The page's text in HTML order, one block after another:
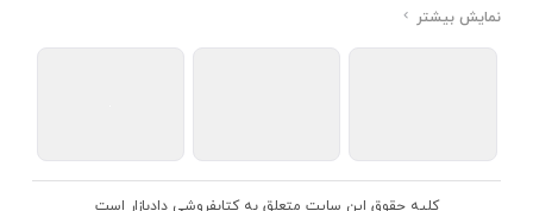
ای اختبار خدمتی جدید به جامعه حقوقی ایران ارائه کنیم. به این منظور با راه اندازی و تجهیز
اتحادیه ناشران و کتابفروشان تهران به منظور ارائه مطمئن ترین خدمات مجموعه بسیار کامل و
معتبری از کتاب های حقوقی را به علاقمندان عرضه کرده ایم. علاوه بر این با بهره گیری از فناوری
کلیه حقوق این سایت متعلق به کتابفروشی دادبازار است